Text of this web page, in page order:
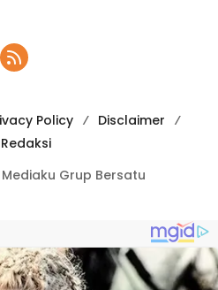
Policy
Disclaimer
Redaksi
Grup Bersatu